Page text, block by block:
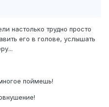
настолько трудно просто
его в голове, услышать
поймешь!